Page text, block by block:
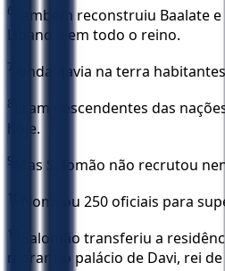
6
Também reconstruiu Baalate
Líbano e em todo o reino.
7 Ainda havia na terra
8
Eram descendentes das
hoje.
9 Mas Salomão não recrutou
10 Nomeou 250 oficiais para
11
Salomão transferiu a
morar no palácio de Davi, rei de